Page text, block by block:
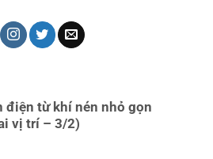
điện từ khí nén nhỏ gọn
vị trí – 3/2)